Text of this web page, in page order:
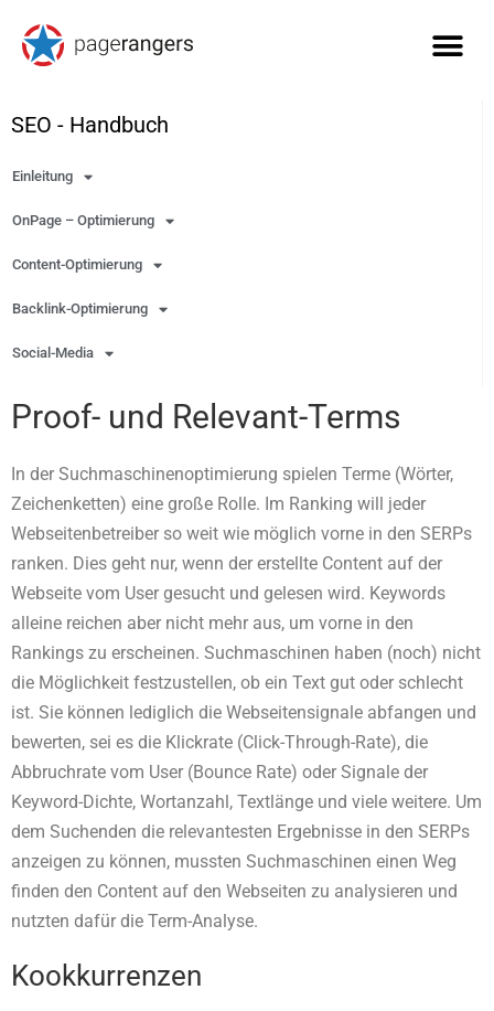
SEO - Handbuch
Einleitung
OnPage – Optimierung
Content-Optimierung
Backlink-Optimierung
Social-Media
Proof- und Relevant-Terms
In der Suchmaschinenoptimierung spielen Terme (Wörter,
Zeichenketten) eine große Rolle. Im Ranking will jeder
Webseitenbetreiber so weit wie möglich vorne in den SERPs
ranken. Dies geht nur, wenn der erstellte Content auf der
Webseite vom User gesucht und gelesen wird. Keywords
alleine reichen aber nicht mehr aus, um vorne in den
Rankings zu erscheinen. Suchmaschinen haben (noch) nicht
die Möglichkeit festzustellen, ob ein Text gut oder schlecht
ist. Sie können lediglich die Webseitensignale abfangen und
bewerten, sei es die Klickrate (Click-Through-Rate), die
Abbruchrate vom User (Bounce Rate) oder Signale der
Keyword-Dichte, Wortanzahl, Textlänge und viele weitere. Um
dem Suchenden die relevantesten Ergebnisse in den SERPs
anzeigen zu können, mussten Suchmaschinen einen Weg
finden den Content auf den Webseiten zu analysieren und
nutzten dafür die Term-Analyse.
Kookkurrenzen